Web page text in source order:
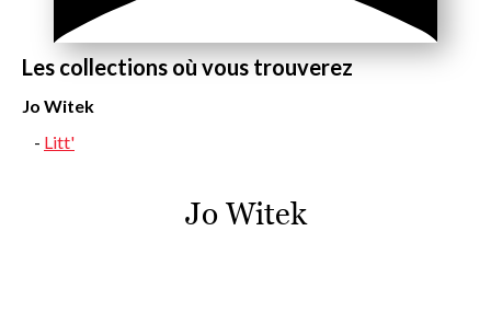
Les collections où vous trouverez
Jo Witek
Litt'
Jo Witek